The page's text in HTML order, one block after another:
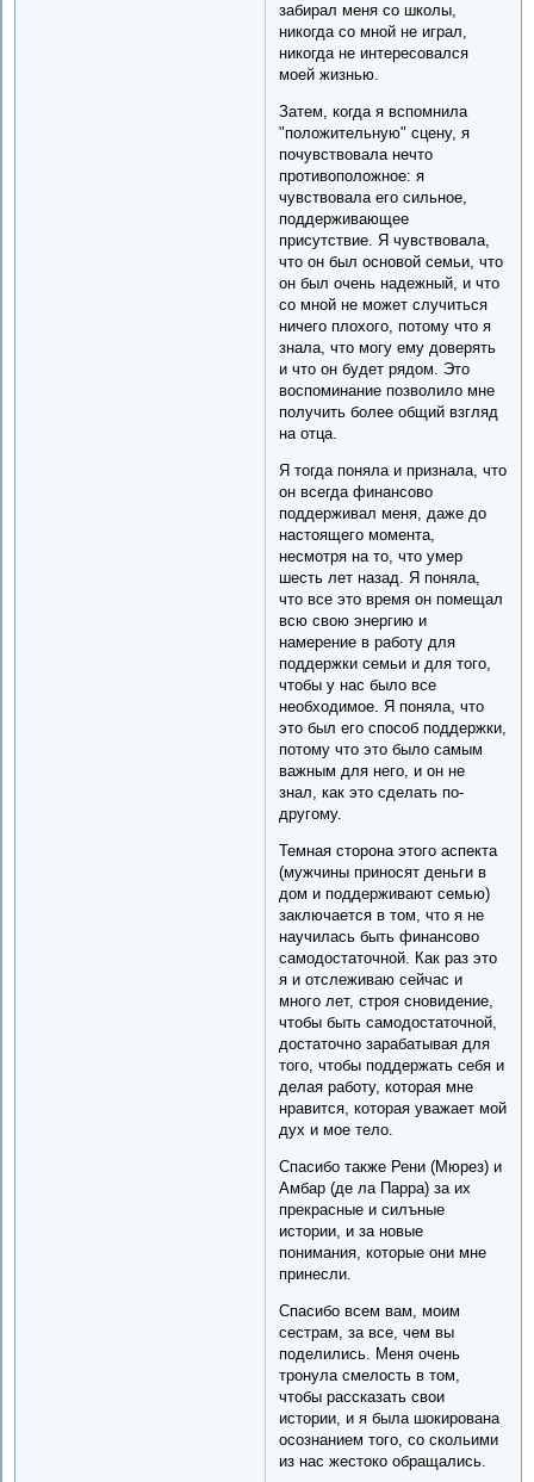
забирал меня со школы,
никогда со мной не играл,
никогда не интересовался
моей жизнью.
Затем, когда я вспомнила
"положительную" сцену, я
почувствовала нечто
противоположное: я
чувствовала его сильное,
поддерживающее
присутствие. Я чувствовала,
что он был основой семьи, что
он был очень надежный, и что
со мной не может случиться
ничего плохого, потому что я
знала, что могу ему доверять
и что он будет рядом. Это
воспоминание позволило мне
получить более общий взгляд
на отца.
Я тогда поняла и признала, что
он всегда финансово
поддерживал меня, даже до
настоящего момента,
несмотря на то, что умер
шесть лет назад. Я поняла,
что все это время он помещал
всю свою энергию и
намерение в работу для
поддержки семьи и для того,
чтобы у нас было все
необходимое. Я поняла, что
это был его способ поддержки,
потому что это было самым
важным для него, и он не
знал, как это сделать по-
другому.
Темная сторона этого аспекта
(мужчины приносят деньги в
дом и поддерживают семью)
заключается в том, что я не
научилась быть финансово
самодостаточной. Как раз это
я и отслеживаю сейчас и
много лет, строя сновидение,
чтобы быть самодостаточной,
достаточно зарабатывая для
того, чтобы поддержать себя и
делая работу, которая мне
нравится, которая уважает мой
дух и мое тело.
Спасибо также Рени (Мюрез) и
Амбар (де ла Парра) за их
прекрасные и силъные
истории, и за новые
понимания, которые они мне
принесли.
Спасибо всем вам, моим
сестрам, за все, чем вы
поделились. Меня очень
тронула смелость в том,
чтобы рассказать свои
истории, и я была шокирована
осознанием того, со скольими
из нас жестоко обращались.